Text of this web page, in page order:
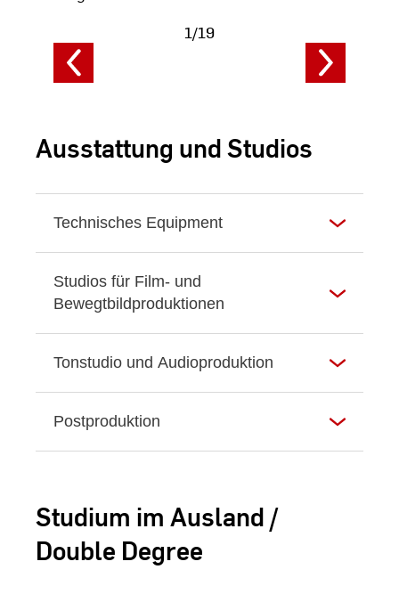
Fotodaten
anzeigen
1/19
Ausstattung und Studios
Technisches Equipment
Studios für Film- und
Bewegtbildproduktionen
Tonstudio und Audioproduktion
Postproduktion
Studium im Ausland /
Double Degree